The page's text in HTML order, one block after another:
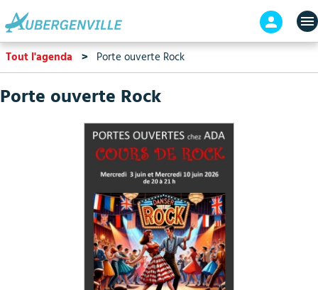
contenu
principal
En-
tête
Tout l'agenda Porte ouverte Rock
Porte ouverte Rock